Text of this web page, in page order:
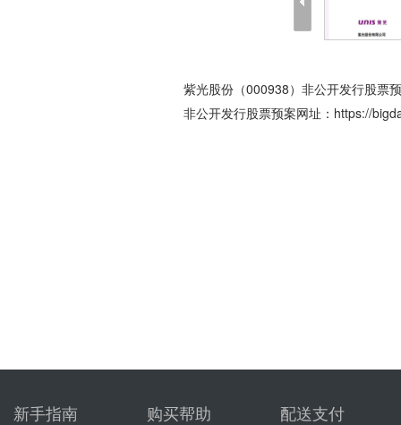
紫光股份（000938）非公开发行股票
非公开发行股票预案网址： https://
新手指南 购买帮助 配送支付